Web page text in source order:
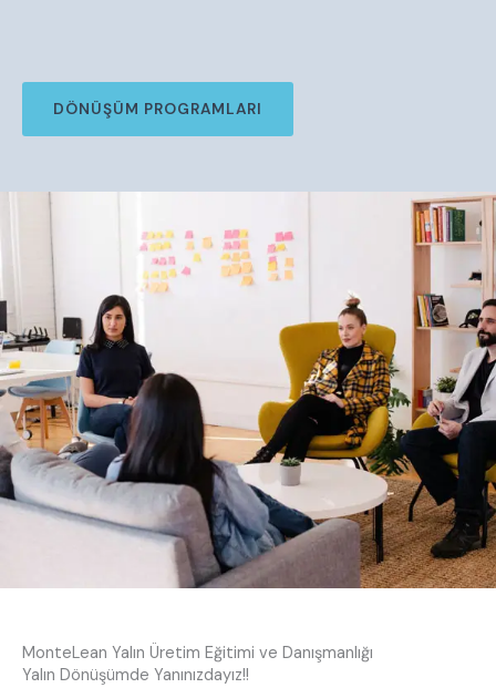
DÖNÜŞÜM PROGRAMLARI
MonteLean Yalın Üretim Eğitimi ve Danışmanlığı
Yalın Dönüşümde Yanınızdayız!!